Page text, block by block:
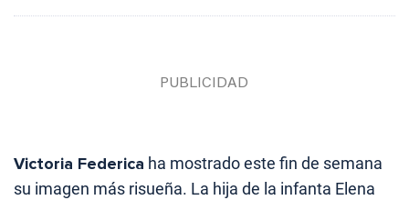
Victoria Federica ha mostrado este fin de semana
su imagen más risueña. La hija de la infanta Elena